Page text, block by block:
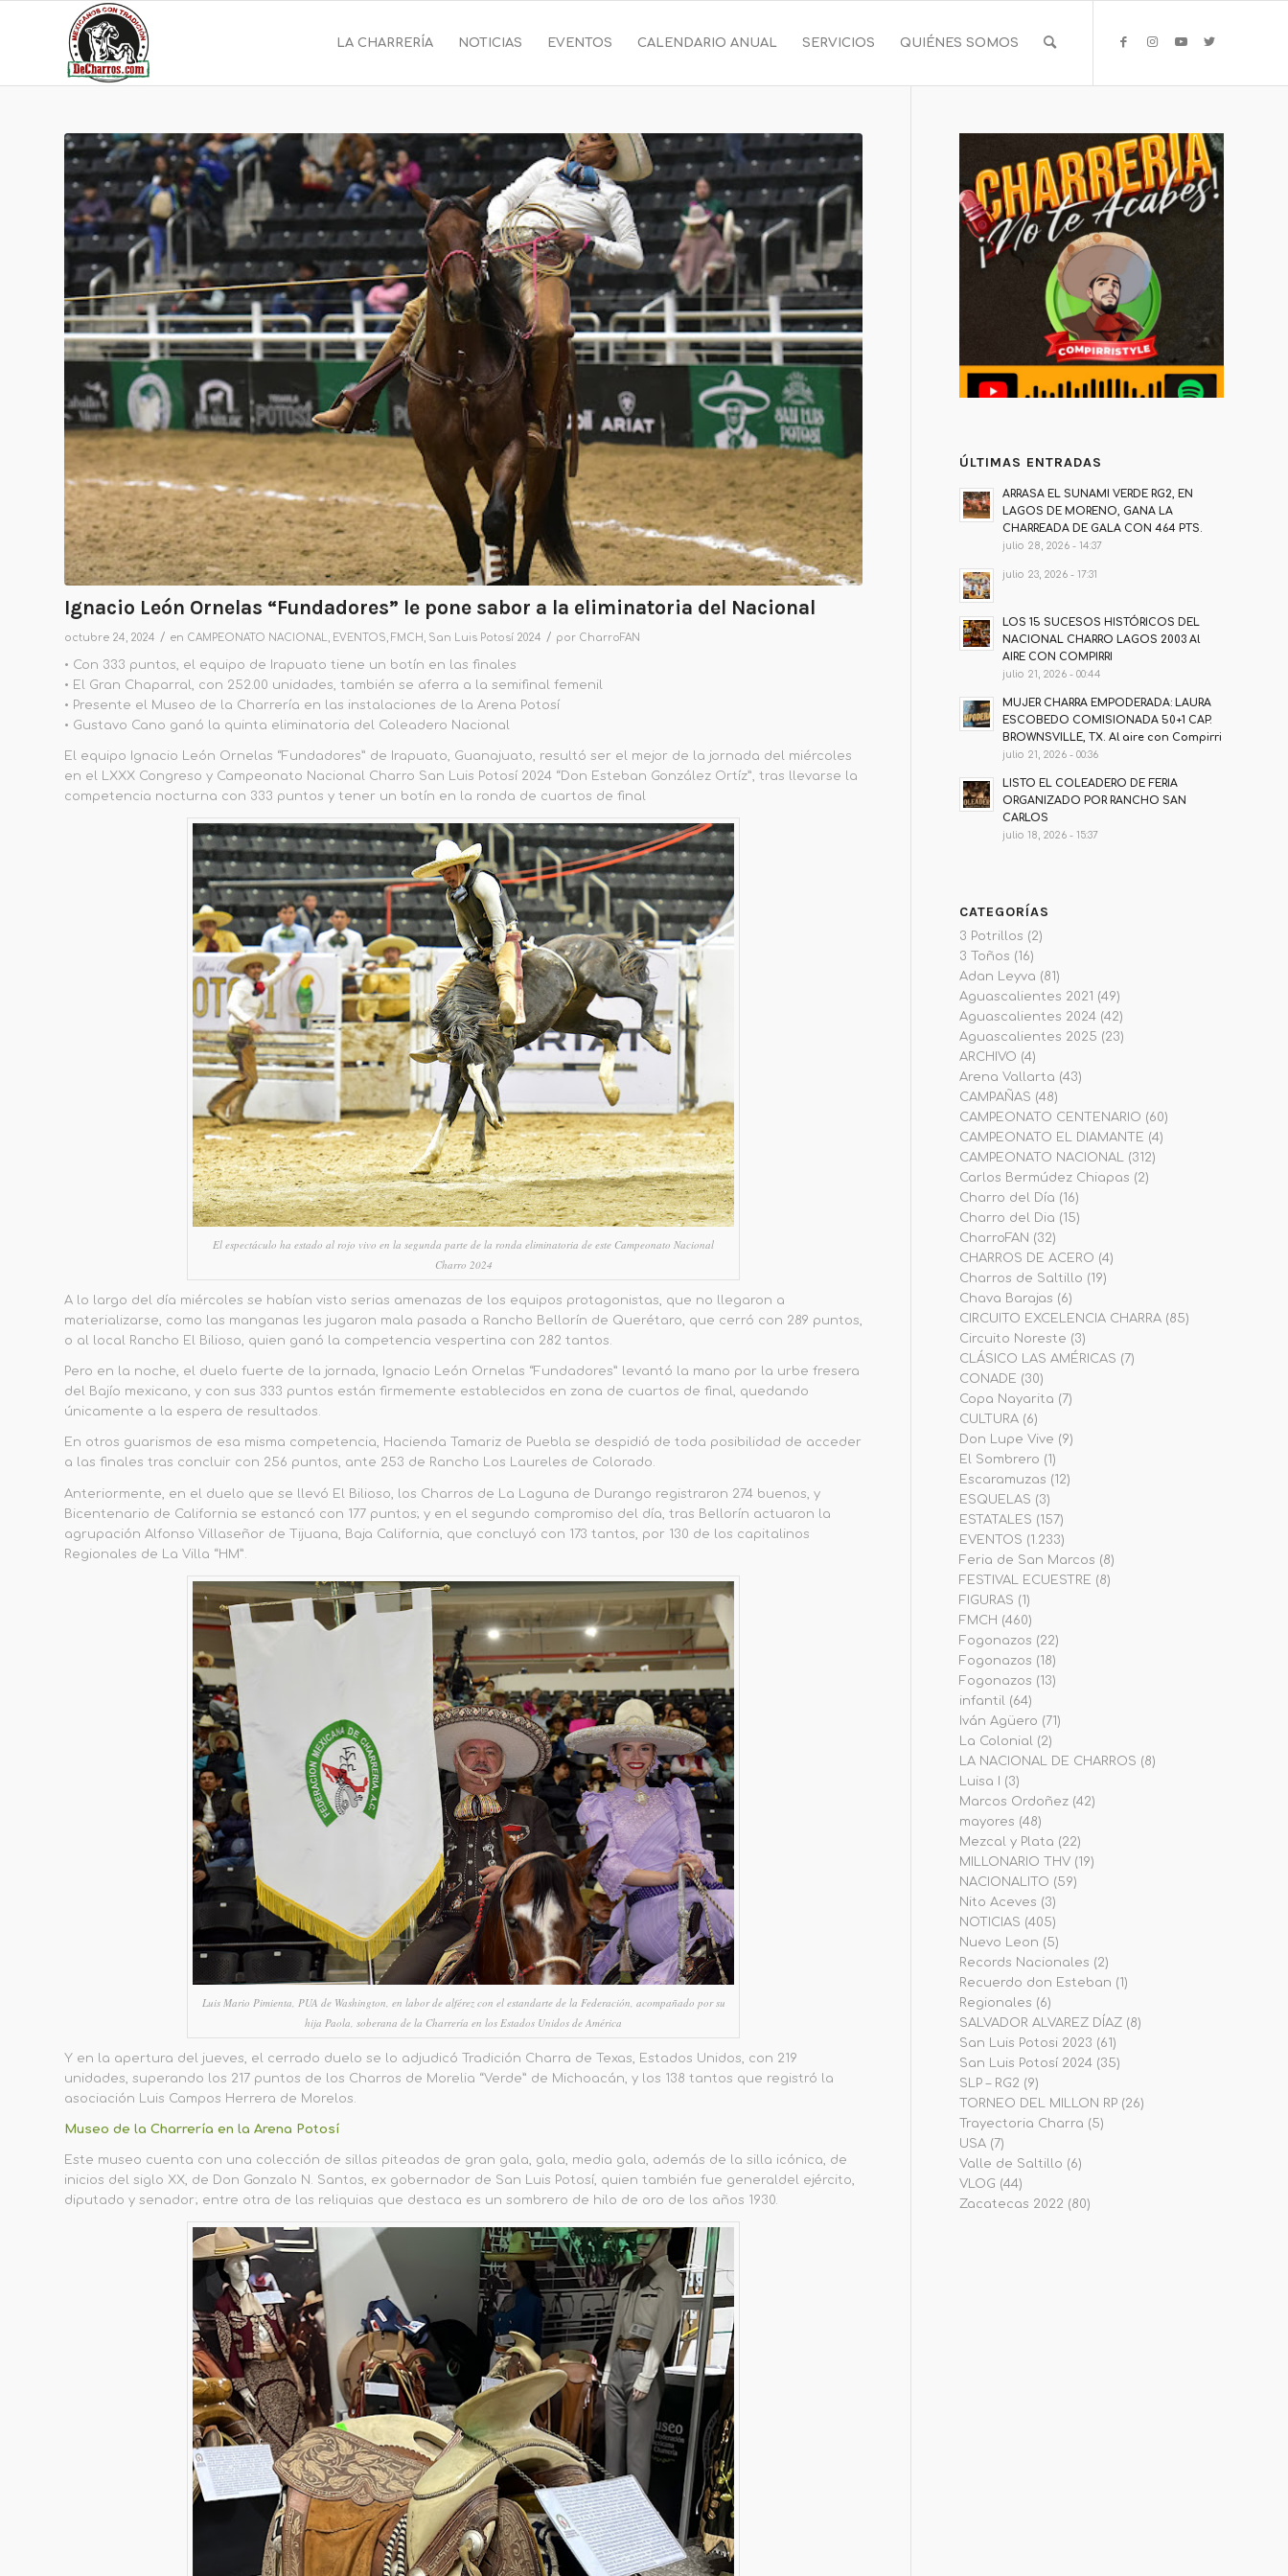
LA CHARRERÍA NOTICIAS EVENTOS CALENDARIO ANUAL SERVICIOS QUIÉNES SOMOS
Ignacio León Ornelas “Fundadores” le pone sabor a la eliminatoria del Nacional
octubre 24, 2024 / en CAMPEONATO NACIONAL EVENTOS FMCH San Luis Potosí 2024 / por CharroFAN
• Con 333 puntos, el equipo de Irapuato tiene un botín en las finales
• El Gran Chaparral, con 252.00 unidades, también se aferra a la semifinal femenil
• Presente el Museo de la Charrería en las instalaciones de la Arena Potosí
• Gustavo Cano ganó la quinta eliminatoria del Coleadero Nacional
El equipo Ignacio León Ornelas “Fundadores” de Irapuato, Guanajuato, resultó ser el mejor de la jornada del miércoles
en el LXXX Congreso y Campeonato Nacional Charro San Luis Potosí 2024 “Don Esteban González Ortíz”, tras llevarse la
competencia nocturna con 333 puntos y tener un botín en la ronda de cuartos de final
El espectáculo ha estado al rojo vivo en la segunda parte de la ronda eliminatoria de este Campeonato Nacional
Charro 2024
A lo largo del día miércoles se habían visto serias amenazas de los equipos protagonistas, que no llegaron a
materializarse, como las manganas les jugaron mala pasada a Rancho Bellorín de Querétaro, que cerró con 289 puntos,
o al local Rancho El Bilioso, quien ganó la competencia vespertina con 282 tantos.
Pero en la noche, el duelo fuerte de la jornada,
Ignacio León Ornelas “Fundadores” levantó la mano por la urbe fresera
del Bajío mexicano, y con sus 333 puntos están firmemente establecidos en zona de cuartos de final, quedando
únicamente a la espera de resultados.
En otros guarismos de esa misma competencia, Hacienda
Tamariz de Puebla se despidió de toda posibilidad de acceder
a las finales tras concluir con 256 puntos, ante 253 de Rancho Los Laureles de Colorado.
Anteriormente, en el duelo que se llevó El Bilioso, los Charros de La Laguna de Durango registraron 274 buenos, y
Bicentenario de California se estancó con 177 puntos; y en el segundo compromiso del día, tras Bellorín actuaron la
agrupación Alfonso Villaseñor de Tijuana, Baja California, que concluyó con 173 tantos, por 130 de los capitalinos
Regionales de La Villa “HM”.
Luis Mario Pimienta, PUA de Washington, en labor de alférez con el estandarte de la Federación, acompañado por su
hija Paola, soberana de la Charrería en los Estados Unidos de América
Y en la apertura del jueves, el cerrado duelo se lo adjudicó Tradición Charra de Texas, Estados Unidos, con 219
unidades, superando los 217 puntos de los Charros de Morelia “Verde” de Michoacán, y los 138 tantos que registró la
asociación Luis Campos Herrera de Morelos.
Museo de la Charrería en la Arena Potosí
Este museo cuenta con una colección de sillas piteadas de gran gala, gala, media gala, además de la silla icónica, de
inicios del siglo XX, de Don Gonzalo N. Santos, ex gobernador de San Luis Potosí, quien también fue generaldel ejército,
diputado y senador; entre otra de las reliquias que destaca es un sombrero de hilo de oro de los años 1930.
ÚLTIMAS ENTRADAS
ARRASA EL SUNAMI VERDE RG2, EN
LAGOS DE MORENO, GANA LA
CHARREADA DE GALA CON 464 PTS.
julio 28, 2026 - 14:37
julio 23, 2026 - 17:31
LOS 15 SUCESOS HISTÓRICOS DEL
NACIONAL CHARRO LAGOS 2003 Al
AIRE CON COMPIRRI
julio 21, 2026 - 00:44
MUJER CHARRA EMPODERADA: LAURA
ESCOBEDO COMISIONADA 50+1 CAP.
BROWNSVILLE, TX. Al aire con Compirri
julio 21, 2026 - 00:36
LISTO EL COLEADERO DE FERIA
ORGANIZADO POR RANCHO SAN
CARLOS
julio 18, 2026 - 15:37
CATEGORÍAS
3 Potrillos (2)
3 Toños (16)
Adan Leyva (81)
Aguascalientes 2021 (49)
Aguascalientes 2024 (42)
Aguascalientes 2025 (23)
ARCHIVO (4)
Arena Vallarta (43)
CAMPAÑAS (48)
CAMPEONATO CENTENARIO (60)
CAMPEONATO EL DIAMANTE (4)
CAMPEONATO NACIONAL
(312)
Carlos Bermúdez Chiapas (2)
Charro del Día (16)
Charro del Dia (15)
CharroFAN (32)
CHARROS DE ACERO (4)
Charros de Saltillo (19)
Chava Barajas (6)
CIRCUITO EXCELENCIA CHARRA (85)
Circuito Noreste (3)
CLÁSICO LAS AMÉRICAS (7)
CONADE (30)
Copa Nayarita (7)
CULTURA (6)
Don Lupe Vive (9)
El Sombrero (1)
Escaramuzas (12)
ESQUELAS (3)
ESTATALES (157)
EVENTOS (1.233)
Feria de San Marcos (8)
FESTIVAL ECUESTRE (8)
FIGURAS (1)
FMCH (460)
Fogonazos (22)
Fogonazos (18)
Fogonazos (13)
infantil
(64)
Iván Agüero (71)
La Colonial
(2)
LA NACIONAL DE CHARROS (8)
Luisa I
(3)
Marcos Ordoñez (42)
mayores (48)
Mezcal y Plata (22)
MILLONARIO THV (19)
NACIONALITO (59)
Nito Aceves (3)
NOTICIAS (405)
Nuevo Leon (5)
Records Nacionales (2)
Recuerdo don Esteban (1)
Regionales (6)
SALVADOR ALVAREZ DÍAZ (8)
San Luis Potosi 2023 (61)
San Luis Potosí 2024 (35)
SLP – RG2 (9)
TORNEO DEL MILLON RP (26)
Trayectoria Charra (5)
USA (7)
Valle de Saltillo (6)
VLOG (44)
Zacatecas 2022 (80)